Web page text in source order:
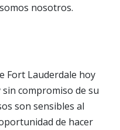
nosotros.
Fort Lauderdale hoy
sin compromiso de su
son sensibles al
de hacer